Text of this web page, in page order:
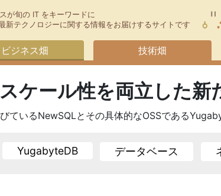
が旬の IT をキーワードに
新テクノロジーに関する情報をお届けするサイトです
ビジネス畑 技術畑
ケール性を両立した新
ているNewSQLとその具体的なOSSである
YugabyteDB データベース